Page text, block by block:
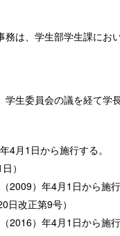
は、学生部学生課にお
学生委員会の議を経て学
4月1日から施行する。
）
2009）年4月1日から施行
日改正第9号）
2016）年4月1日から施行